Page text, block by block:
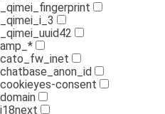
_qimei_fingerprint
_qimei_i_3
_qimei_uuid42
amp_*
cato_fw_inet
chatbase_anon_id
cookieyes-consent
domain
i18next